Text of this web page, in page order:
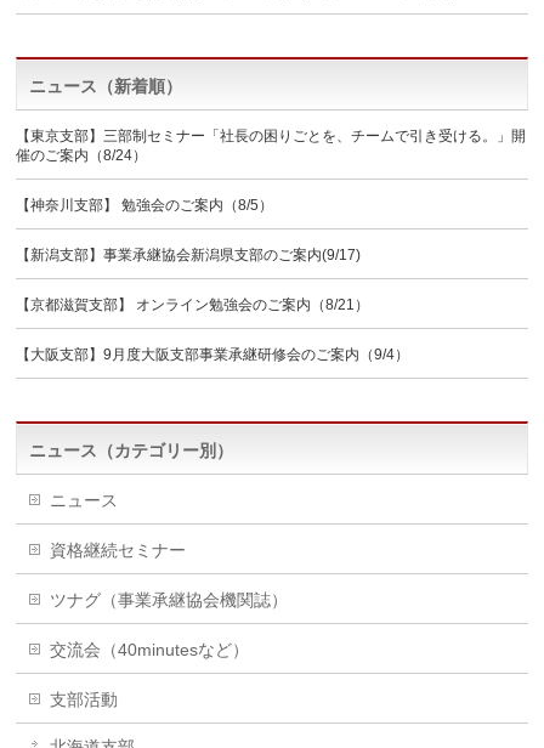
ニュース（新着順）
【東京支部】三部制セミナー「社長の困りごとを、チームで引き受ける。」開
催のご案内（8/24）
【神奈川支部】 勉強会のご案内（8/5）
【新潟支部】事業承継協会新潟県支部のご案内(9/17)
【京都滋賀支部】 オンライン勉強会のご案内（8/21）
【大阪支部】9月度大阪支部事業承継研修会のご案内（9/4）
ニュース（カテゴリー別）
ニュース
資格継続セミナー
ツナグ（事業承継協会機関誌）
交流会（40minutesなど）
支部活動